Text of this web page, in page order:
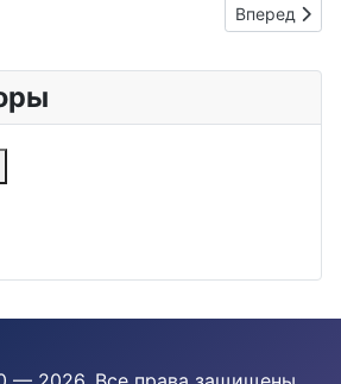
теорема Ферма: доказательство для
Следующий:
Вперед